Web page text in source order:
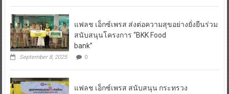
แฟลช เอ็กซ์เพรส ส่งต่อความสุขอย่างยั่งยืนร่วม
สนับสนุนโครงการ “BKK Food
bank”
September 8, 2025 0
แฟลช เอ็กซ์เพรส สนับสนุน กระทรวง